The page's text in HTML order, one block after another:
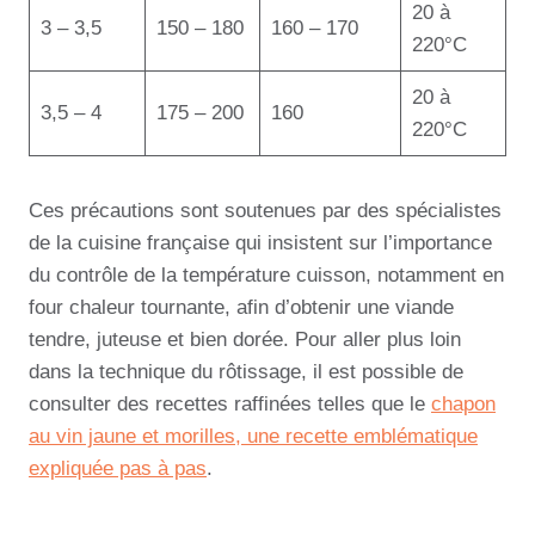
3 – 3,5 150 – 180 160 – 170
20 à
220°C
3,5 – 4 175 – 200 160
20 à
220°C
Ces précautions sont soutenues par des spécialistes
de la cuisine française qui insistent sur l’importance
du contrôle de la température cuisson, notamment en
four chaleur tournante, afin d’obtenir une viande
tendre, juteuse et bien dorée. Pour aller plus loin
dans la technique du rôtissage, il est possible de
consulter des recettes raffinées telles que le chapon
au vin jaune et morilles, une recette emblématique
expliquée pas à pas.